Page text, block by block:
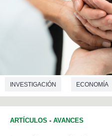
INVESTIGACIÓN ECONOMÍA
ARTÍCULOS - AVANCES